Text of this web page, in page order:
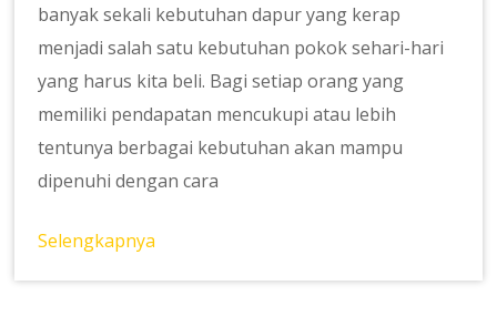
banyak sekali kebutuhan dapur yang kerap
menjadi salah satu kebutuhan pokok sehari-hari
yang harus kita beli. Bagi setiap orang yang
memiliki pendapatan mencukupi atau lebih
tentunya berbagai kebutuhan akan mampu
dipenuhi dengan cara
Selengkapnya